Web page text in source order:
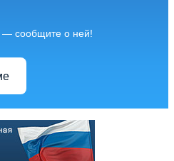
— сообщите о ней!